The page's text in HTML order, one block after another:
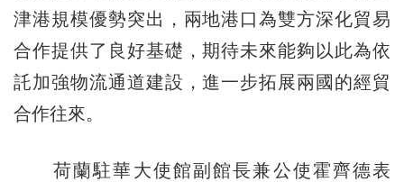
津港規模優勢突出，兩地港口為雙方深化貿易
合作提供了良好基礎，期待未來能夠以此為依
託加強物流通道建設，進一步拓展兩國的經貿
合作往來。
荷蘭駐華大使館副館長兼公使霍齊德表